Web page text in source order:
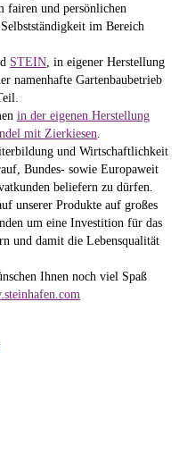
fairen und persönlichen
im Bereich
STEIN , in eigener Herstellung
namenhafte Gartenbaubetrieb
in der eigenen Herstellung
mit Zierkiesen
und Wirtschaftlichkeit
Bundes- sowie Europaweit
beliefern zu dürfen.
unserer Produkte auf großes
um eine Investition für das
und damit die Lebensqualität
Ihnen noch viel Spaß